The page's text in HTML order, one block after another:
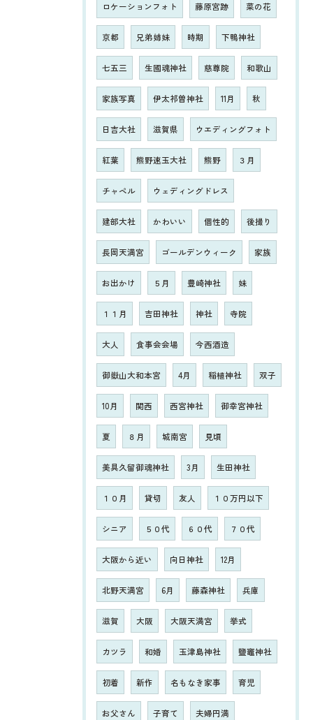
ロケーションフォト 藤原宮跡 菜の花
京都 兄弟姉妹 時期 下鴨神社
七五三 生國魂神社 慈尊院 和歌山
家族写真 伊太祁曽神社 11月 秋
日吉大社 滋賀県 ウエディングフォト
紅葉 熊野速玉大社 熊野 ３月
チャペル ウェディングドレス
建部大社 かわいい 個性的 後撮り
長岡天満宮 ゴールデンウィーク 家族
お出かけ ５月 豊崎神社 妹
１１月 吉田神社 神社 寺院
大人 食事会会場 今西酒造
御嶽山大和本宮 4月 稲植神社 双子
10月 関西 西宮神社 御幸宮神社
夏 ８月 城南宮 見頃
美具久留御魂神社 3月 生田神社
１０月 貸切 友人 １０万円以下
シニア ５０代 ６０代 ７０代
大阪から近い 向日神社 12月
北野天満宮 6月 藤森神社 兵庫
滋賀 大阪 大阪天満宮 挙式
カツラ 和婚 玉津島神社 鹽竈神社
初着 新作 名もなき家事 育児
お父さん 子育て 夫婦円満